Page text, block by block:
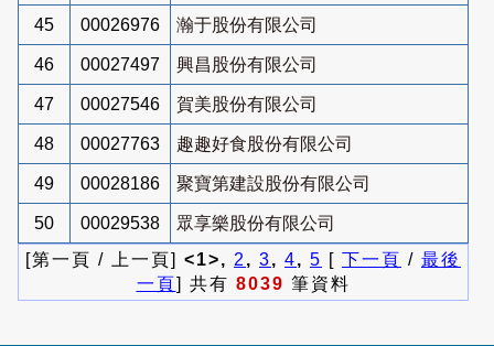
45 00026976 瀚于股份有限公司
46 00027497 興昌股份有限公司
47 00027546 賀美股份有限公司
48 00027763 趣趣好食股份有限公司
49 00028186 聚寶第建設股份有限公司
50 00029538
眾享樂股份有限公司
[第一頁 / 上一頁] <1>, 2 , 3, 4, 5 [ 下一頁 / 最後
一頁] 共有 8039 筆資料